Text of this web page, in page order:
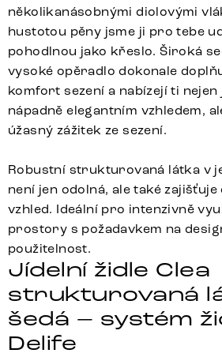
několikanásobnými diolovými
hustotou pěny jsme ji pro tebe
pohodlnou jako křeslo. Široká
vysoké opěradlo dokonale
komfort sezení a nabízejí ti nejen
nápadně elegantním vzhledem,
úžasný zážitek ze sezení.
Robustní strukturovaná látka v
není jen odolná, ale také
vzhled. Ideální pro intenzivně
prostory s požadavkem na
použitelnost.
Jídelní židle Clea
strukturovaná
šedá – systém
Delife